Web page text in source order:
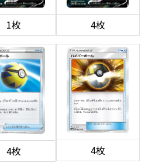
1枚 4枚
4枚 4枚